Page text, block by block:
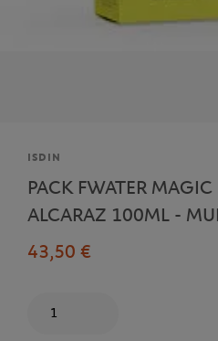
Marque
ISDIN
PACK FWATER
ALCARAZ 100ML -
43,50 €